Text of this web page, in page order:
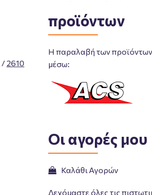
/ 2610
προϊόντων
Η παραλαβή των προϊόντων
μέσω:
Οι αγορές μου
Καλάθι Αγορών
Δεχόμαστε όλες τις